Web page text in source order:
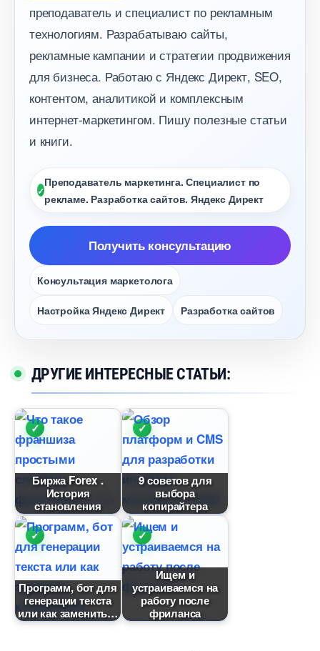
преподаватель и специалист по рекламным
технологиям. Разрабатываю сайты,
рекламные кампании и стратегии продвижения
для бизнеса. Работаю с Яндекс Директ, SEO,
контентом, аналитикой и комплексным
интернет-маркетингом. Пишу полезные статьи
и книги.
Преподаватель маркетинга. Специалист по
рекламе. Разработка сайтов. Яндекс Директ
Получить консультацию
Консультация маркетолога
Настройка Яндекс Директ Разработка сайто
ДРУГИЕ ИНТЕРЕСНЫЕ СТАТЬИ:
Биржа Forex .
История
становления
9 советов для
ыбора
копирайтера
Программ, бот для
енерации текста
или как заменить
Ищем и
устраиваемся на
работу после
фриланса